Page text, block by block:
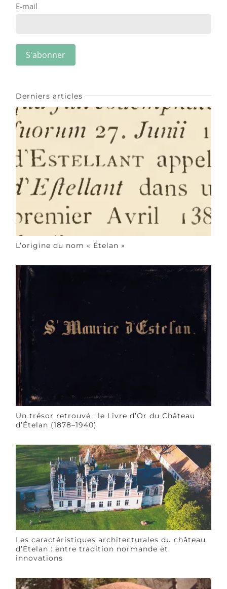
E-mail
Derniers articles
L’origine du nom « Ételan »
Un trésor retrouvé : le Livre d’Or du Château
d’Ételan (1878–1940)
Les caractéristiques architecturales du château
d’Etelan : entre tradition normande et
innovations